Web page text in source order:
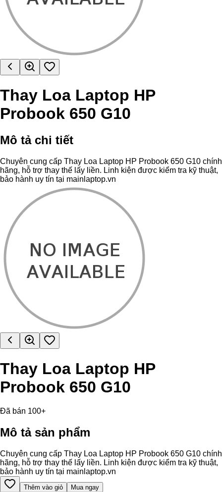
Thay Loa Laptop HP
Probook 650 G10
Mô tả chi tiết
Chuyên cung cấp Thay Loa Laptop HP Probook 650 G10 chính
hãng, hỗ trợ thay thế lấy liền. Linh kiện được kiểm tra kỹ thuật,
bảo hành uy tín tại mainlaptop.vn
Thay Loa Laptop HP
Probook 650 G10
Đã bán 100+
Mô tả sản phẩm
Chuyên cung cấp Thay Loa Laptop HP Probook 650 G10 chính
hãng, hỗ trợ thay thế lấy liền. Linh kiện được kiểm tra kỹ thuật,
bảo hành uy tín tại mainlaptop.vn
Thêm vào giỏ Mua ngay